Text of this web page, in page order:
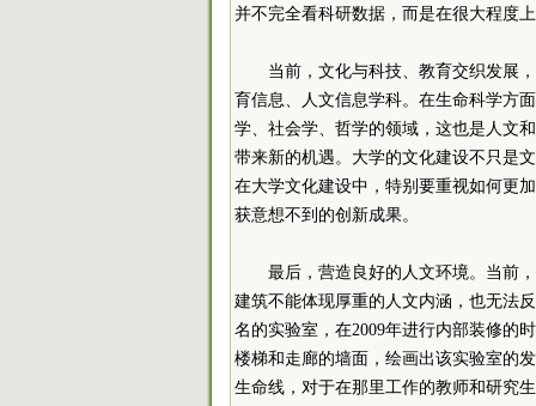
并不完全看科研数据，而是在很大程度
当前，文化与科技、教育交织发展
育信息、人文信息学科。在生命科学方
学、社会学、哲学的领域，这也是人文
带来新的机遇。大学的文化建设不只是
在大学文化建设中，特别要重视如何更
获意想不到的创新成果。
最后，营造良好的人文环境。当前
建筑不能体现厚重的人文内涵，也无法
名的实验室，在2009年进行内部装修的
楼梯和走廊的墙面，绘画出该实验室的
生命线，对于在那里工作的教师和研究